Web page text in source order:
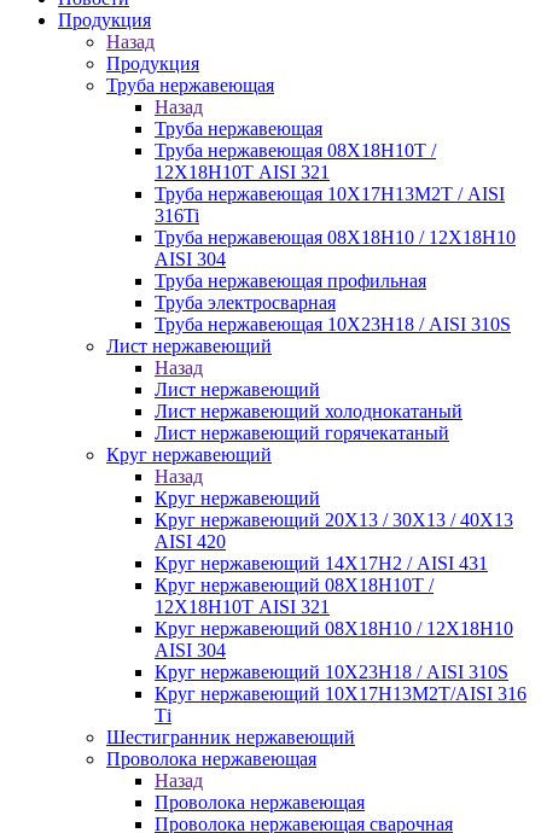
Продукция
Назад
Продукция
Труба нержавеющая
Назад
Труба нержавеющая
Труба нержавеющая 08Х18Н10Т /
12Х18Н10Т AISI 321
Труба нержавеющая 10Х17Н13М2Т / AISI
316Ti
Труба нержавеющая 08Х18Н10 / 12Х18Н10
AISI 304
Труба нержавеющая профильная
Труба электросварная
Труба нержавеющая 10Х23Н18 / AISI 310S
Лист нержавеющий
Назад
Лист нержавеющий
Лист нержавеющий холоднокатаный
Лист нержавеющий горячекатаный
Круг нержавеющий
Назад
Круг нержавеющий
Круг нержавеющий 20Х13 / 30Х13 / 40Х13
AISI 420
Круг нержавеющий 14Х17Н2 / AISI 431
Круг нержавеющий 08Х18Н10Т /
12Х18Н10Т AISI 321
Круг нержавеющий 08Х18Н10 / 12Х18Н10
AISI 304
Круг нержавеющий 10Х23Н18 / AISI 310S
Круг нержавеющий 10Х17Н13М2Т/AISI 316
Тi
Шестигранник нержавеющий
Проволока нержавеющая
Назад
Проволока нержавеющая
Проволока нержавеющая сварочная